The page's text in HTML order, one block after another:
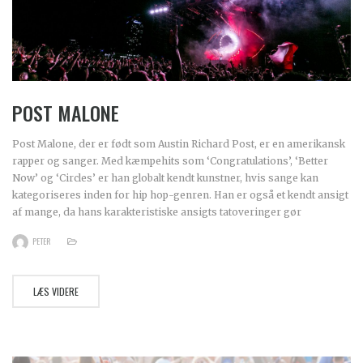
POST MALONE
Post Malone, der er født som Austin Richard Post, er en amerikansk
rapper og sanger. Med kæmpehits som ‘Congratulations’, ‘Better
Now’ og ‘Circles’ er han globalt kendt kunstner, hvis sange kan
kategoriseres inden for hip hop-genren. Han er også et kendt ansigt
af mange, da hans karakteristiske ansigts tatoveringer gør
PETER
LÆS VIDERE